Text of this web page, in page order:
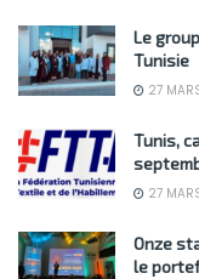
Le
Tunisie
27
Tunis,
27
Onze
le